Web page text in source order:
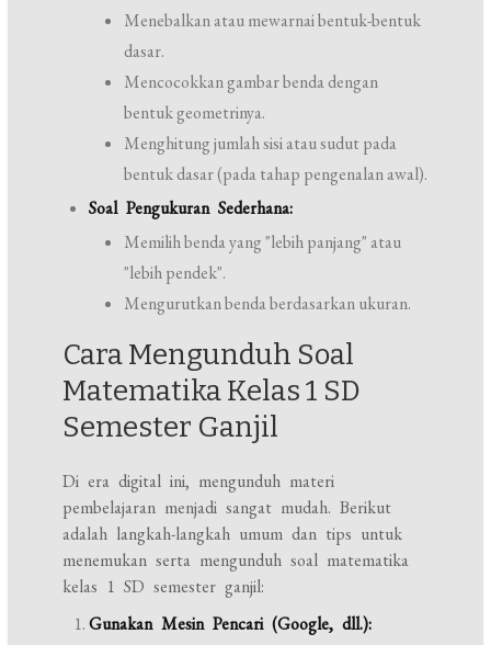
Menebalkan atau mewarnai bentuk-bentuk
dasar.
Mencocokkan gambar benda dengan
bentuk geometrinya.
Menghitung jumlah sisi atau sudut pada
bentuk dasar (pada tahap pengenalan awal).
Soal Pengukuran Sederhana:
Memilih benda yang "lebih panjang" atau
"lebih pendek".
Mengurutkan benda berdasarkan ukuran.
Cara Mengunduh Soal
Matematika Kelas 1 SD
Semester Ganjil
Di era digital ini, mengunduh materi
pembelajaran menjadi sangat mudah. Berikut
adalah langkah-langkah umum dan tips untuk
menemukan serta mengunduh soal matematika
kelas 1 SD semester ganjil:
Gunakan Mesin Pencari (Google, dll.):